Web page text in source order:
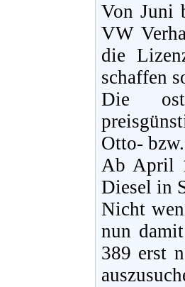
Von Juni
VW
die
schaffen
Die
Otto-
Ab April
Diesel in
Nicht
nun
389 erst